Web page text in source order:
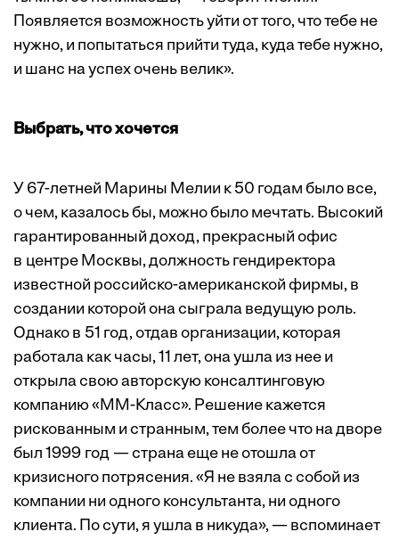
Появляется возможность уйти от того, что тебе не
нужно, и попытаться прийти туда, куда тебе нужно,
и шанс на успех очень велик».
Выбрать, что хочется
У 67-летней Марины Мелии к 50 годам было все,
о чем, казалось бы, можно было мечтать. Высокий
гарантированный доход, прекрасный офис
в центре Москвы, должность гендиректора
известной российско-американской фирмы, в
создании которой она сыграла ведущую роль.
Однако в 51 год, отдав организации, которая
работала как часы, 11 лет, она ушла из нее и
открыла свою авторскую консалтинговую
компанию «ММ-Класс». Решение кажется
рискованным и странным, тем более что на дворе
был 1999 год — страна еще не отошла от
кризисного потрясения. «Я не взяла с собой из
компании ни одного консультанта, ни одного
клиента. По сути, я ушла в никуда», — вспоминает